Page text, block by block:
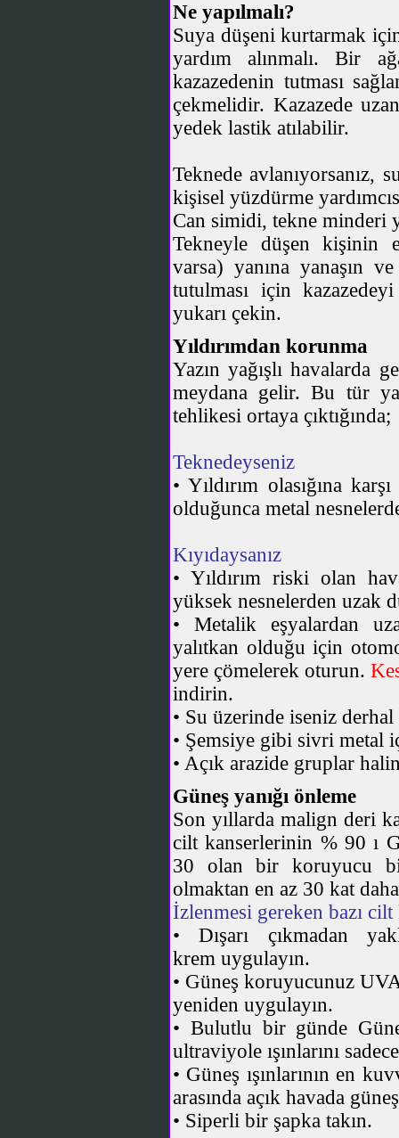
Ne yapılmalı?
Suya düşeni kurtarmak
yardım alınmalı. Bir
kazazedenin tutması
çekmelidir. Kazazede
yedek lastik atılabilir.
Teknede
kişisel yüzdürme
Can simidi, tekne minderi
Tekneyle düşen kişinin
varsa) yanına yanaşın
tutulması için
yukarı çekin.
Yıldırımdan korunma
Yazın yağışlı havalarda
meydana gelir. Bu tür
tehlikesi ortaya çıktığında;
Teknedeyseniz
• Yıldırım olasığına
olduğunca metal
Kıyıdaysanız
• Yıldırım riski olan
yüksek nesnelerden uzak
• Metalik eşyalardan
yalıtkan olduğu için
yere çömelerek oturun.
indirin.
• Su üzerinde iseniz derhal
• Şemsiye gibi sivri metal
• Açık arazide gruplar
Güneş yanığı önleme
Son yıllarda malign deri
cilt kanserlerinin % 90 ı
30 olan bir koruyucu
olmaktan en az 30 kat
İzlenmesi gereken bazı
• Dışarı çıkmadan
krem uygulayın.
• Güneş koruyucunuz
yeniden uygulayın.
• Bulutlu bir günde
ultraviyole ışınlarını
• Güneş ışınlarının en
arasında açık havada
• Siperli bir şapka takın.